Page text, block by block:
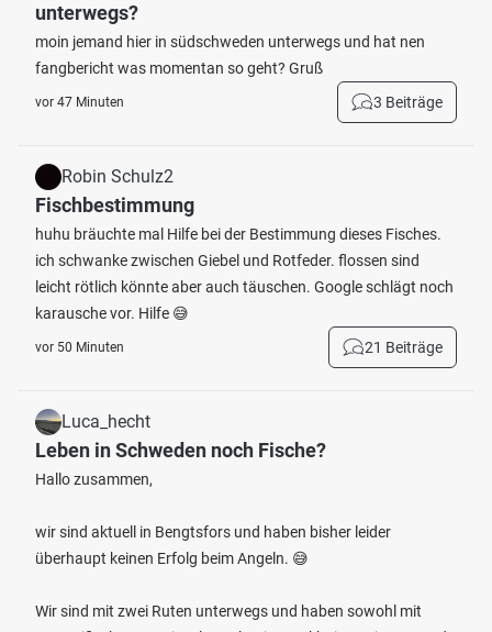
unterwegs?
moin jemand hier in südschweden unterwegs und hat nen
fangbericht was momentan so geht? Gruß
vor 47 Minuten 3 Beiträge
Robin Schulz2
Fischbestimmung
huhu bräuchte mal Hilfe bei der Bestimmung dieses Fisches.
ich schwanke zwischen Giebel und Rotfeder. flossen sind
leicht rötlich könnte aber auch täuschen. Google schlägt noch
karausche vor. Hilfe 😅
vor 50 Minuten 21 Beiträge
Luca_hecht
Leben in Schweden noch Fische?
Hallo zusammen,
wir sind aktuell in Bengtsfors und haben bisher leider
überhaupt keinen Erfolg beim Angeln. 😅
Wir sind mit zwei Ruten unterwegs und haben sowohl mit